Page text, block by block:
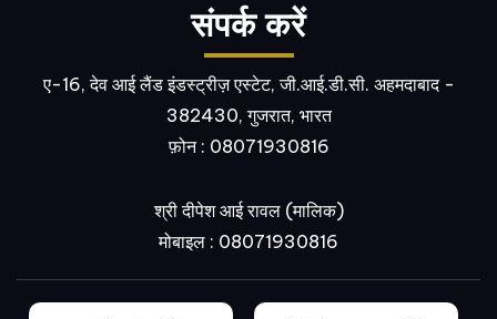
संपर्क करें
ए-16, देव आई लैंड इंडस्ट्रीज़ एस्टेट, जी.आई.डी.सी. अहमदाबाद -
382430, गुजरात, भारत
फ़ोन : 08071930816
श्री दीपेश आई रावल(मालिक)
मोबाइल : 08071930816